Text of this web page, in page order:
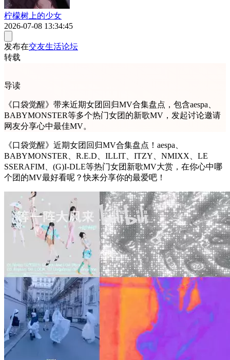
柠檬树上的少女
2026-07-08 13:34:45
发布在交友生活论坛
转载
导读
《口袋觉醒》带来近期女团回归MV合集盘点，包含aespa、
BABYMONSTER等多个热门女团的新歌MV，发起讨论邀请
网友分享心中最佳MV。
《口袋觉醒》近期女团回归MV合集盘点！aespa、
BABYMONSTER、R.E.D、ILLIT、ITZY、NMIXX、LE
SSERAFIM、(G)I-DLE等热门女团新歌MV大赏，在你心中哪
个团的MV最好看呢？快来分享你的最爱吧！